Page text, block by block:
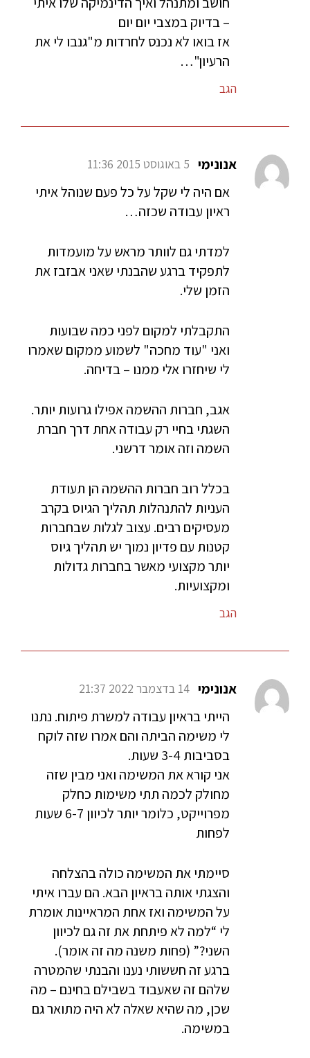
– בדיוק במצבי יום יום
אז בואו לא נכנס לחרדות מ"גנבו לי את
הרעיון"…
הגב
אנונימי 5 באוגוסט 2015 11:36
אם היה לי שקל על כל פעם שנוהל איתי
ראיון עבודה שכזה…
למדתי גם לוותר מראש על מועמדות
לתפקיד ברגע שהבנתי שאני אבזבז את
הזמן שלי.
התקבלתי למקום לפני כמה שבועות
ואני "עוד מחכה" לשמוע ממקום שאמרו
לי שיחזרו אלי ממנו – בדיחה.
אגב, חברות ההשמה אפילו גרועות יותר.
השגתי בחיי רק עבודה אחת דרך חברת
השמה וזה אומר דרשני.
בכלל רוב חברות ההשמה הן תעודת
העניות להתנהלות תהליך הגיוס בקרב
מעסיקים רבים. עצוב לגלות שבחברות
קטנות עם פדיון נמוך יש תהליך גיוס
יותר מקצועי מאשר בחברות גדולות
ומקצועיות.
הגב
אנונימי 14 בדצמבר 2022 21:37
הייתי בראיון עבודה למשרת פיתוח. נתנו
לי משימה הביתה והם אמרו שזה לוקח
בסביבות 3-4 שעות.
אני קורא את המשימה ואני מבין שזה
מחולק לכמה תתי משימות כחלק
מפרוייקט, כלומר יותר לכיוון 6-7 שעות
לפחות
סיימתי את המשימה כולה בהצלחה
והצגתי אותה בראיון הבא. הם עברו איתי
על המשימה ואז אחת המראיינות אומרת
לי “למה לא פיתחת את זה גם לכיוון
השני?” (פחות משנה מה זה אומר).
ברגע זה חששותי נענו והבנתי שהמטרה
שלהם זה שאעבוד בשבילם בחינם – מה
שכן, מה שהיא שאלה לא היה מתואר גם
במשימה.